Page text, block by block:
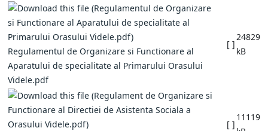
Regulamentul de Organizare si Functionare al
Aparatului de specialitate al Primarului Orasului
Videle.pdf
[ ]
24829
kB
[ ]
11119